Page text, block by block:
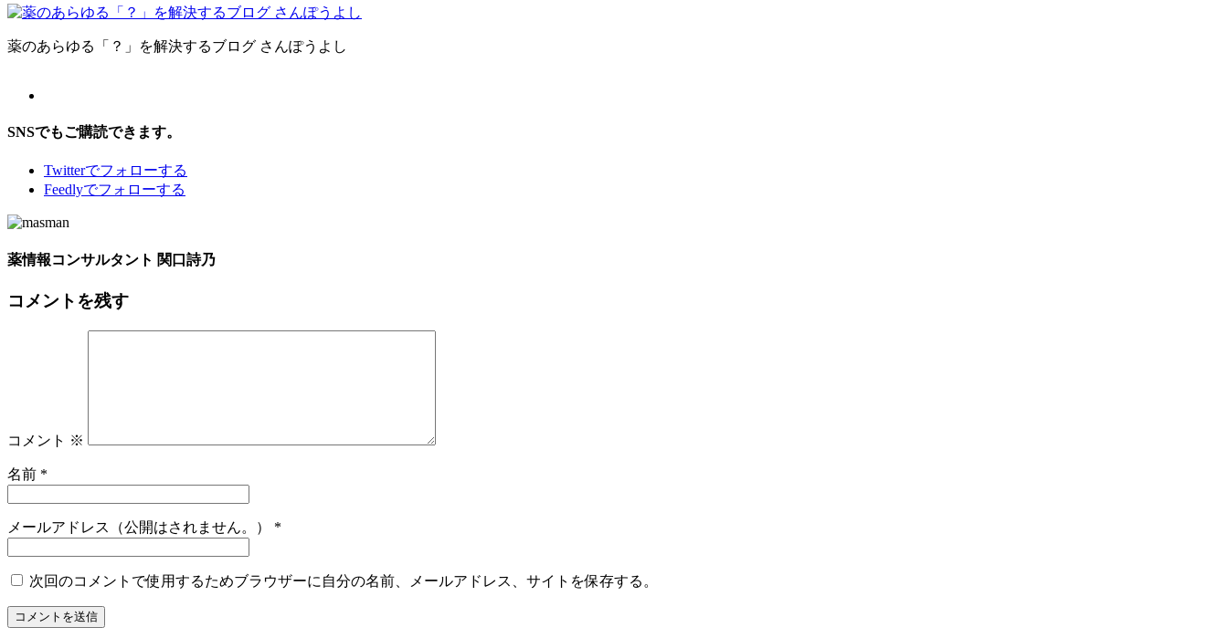
薬のあらゆる「？」を解決するブログ さんぽうよし
SNSでもご購読できます。
Twitterでフォローする
Feedlyでフォローする
薬情報コンサルタント 関口詩乃
コメントを残す
コメント ※
名前 *
メールアドレス（公開はされません。） *
次回のコメントで使用するためブラウザーに自分の名前、メールアドレス、サイトを保存する。